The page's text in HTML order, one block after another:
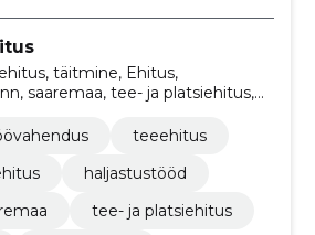
täitmine, Ehitus,
saaremaa, tee- ja platsiehitus,
teeehitus
haljastustööd
tee- ja platsiehitus